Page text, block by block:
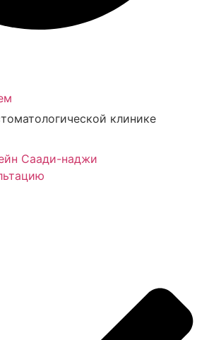
клинике
Саади-наджи